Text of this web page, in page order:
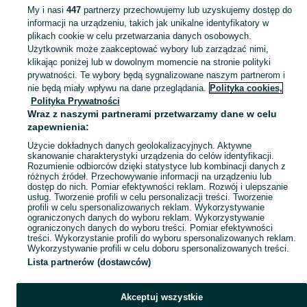
KATEGORIA
Mapa kategorii
Mapa miejscowości
Mapa ministron
Popularne wyszukiwania
My i nasi 447partnerzy przechowujemy lub uzyskujemy dostęp do
informacji na urządzeniu, takich jak unikalne identyfikatory w
plikach cookie w celu przetwarzania danych osobowych.
Użytkownik może zaakceptować wybory lub zarządzać nimi,
klikając poniżej lub w dowolnym momencie na stronie polityki
prywatności. Te wybory będą sygnalizowane naszym partnerom i
nie będą miały wpływu na dane przeglądania. Polityka cookies,
Polityka Prywatności
Wraz z naszymi partnerami przetwarzamy dane w celu
zapewnienia:
Użycie dokładnych danych geolokalizacyjnych. Aktywne
skanowanie charakterystyki urządzenia do celów identyfikacji.
Rozumienie odbiorców dzięki statystyce lub kombinacji danych z
różnych źródeł. Przechowywanie informacji na urządzeniu lub
dostęp do nich. Pomiar efektywności reklam. Rozwój i ulepszanie
usług. Tworzenie profili w celu personalizacji treści. Tworzenie
profili w celu spersonalizowanych reklam. Wykorzystywanie
ograniczonych danych do wyboru reklam. Wykorzystywanie
ograniczonych danych do wyboru treści. Pomiar efektywności
treści. Wykorzystanie profili do wyboru spersonalizowanych reklam.
Wykorzystywanie profili w celu doboru spersonalizowanych treści.
Lista partnerów (dostawców)
Akceptuj wszystkie